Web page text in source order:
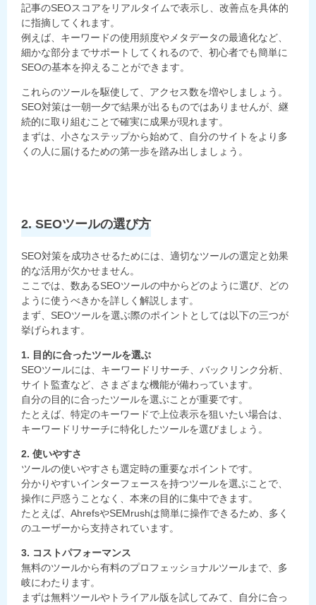
記事のSEOスコアをリアルタイムで表示し、改善点を具体的
に指摘してくれます。
例えば、キーワードの使用頻度やメタデータの最適化など、
細かな部分までサポートしてくれるので、初心者でも簡単に
SEOの基本を抑えることができます。
これらのツールを駆使して、アクセス数を増やしましょう。
SEO対策は一朝一夕で結果が出るものではありませんが、継
続的に取り組むことで確実に成果が現れます。
まずは、小さなステップから始めて、自分のサイトをより多
くの人に届けるための第一歩を踏み出しましょう。
2. SEOツールの選び方
SEO対策を成功させるためには、適切なツールの選定と効果
的な活用が欠かせません。
ここでは、数あるSEOツールの中からどのように選び、どの
ように使うべきかを詳しく解説します。
まず、SEOツールを選ぶ際のポイントとしては以下の三つが
挙げられます。
1. 目的に合ったツールを選ぶ
SEOツールには、キーワードリサーチ、バックリンク分析、
サイト監査など、さまざまな機能が備わっています。
自分の目的に合ったツールを選ぶことが重要です。
たとえば、特定のキーワードで上位表示を狙いたい場合は、
キーワードリサーチに特化したツールを選びましょう。
2. 使いやすさ
ツールの使いやすさも選定時の重要なポイントです。
分かりやすいインターフェースを持つツールを選ぶことで、
操作に戸惑うことなく、本来の目的に集中できます。
たとえば、AhrefsやSEMrushは簡単に操作できるため、多く
のユーザーから支持されています。
3. コストパフォーマンス
無料のツールから有料のプロフェッショナルツールまで、多
岐にわたります。
まずは無料ツールやトライアル版を試してみて、自分に合っ